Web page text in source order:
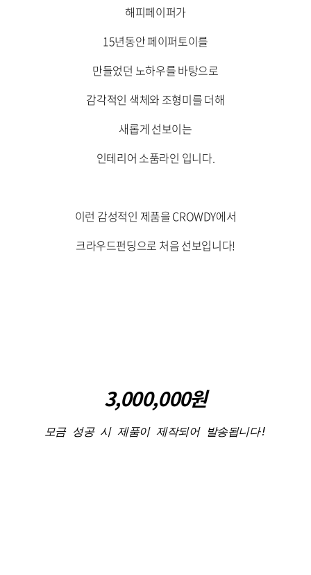
해피페이퍼가
15년동안 페이퍼토이를
만들었던 노하우를 바탕으로
감각적인 색체와 조형미를 더해
새롭게 선보이는
인테리어 소품라인 입니다.
이런 감성적인 제품을 CROWDY에서
크라우드펀딩으로 처음 선보입니다!
3,000,000원
모금 성공 시 제품이 제작되어 발송됩니다!